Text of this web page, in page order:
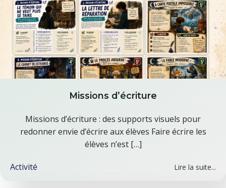
Missions d’écriture
Missions d’écriture : des supports visuels pour
redonner envie d’écrire aux élèves Faire écrire les
élèves n’est […]
Activité Lire la suite...